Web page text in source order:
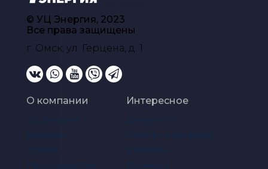
© УЦ Энергия, 2023
Все права защищены
г. Омск, ул. Герцена, д. 1
Интересное
Документы
Ответы на вопросы
Вакансии
Политика
О компании
УЦ Энергия
Новости
Отзывы
Преподаватели